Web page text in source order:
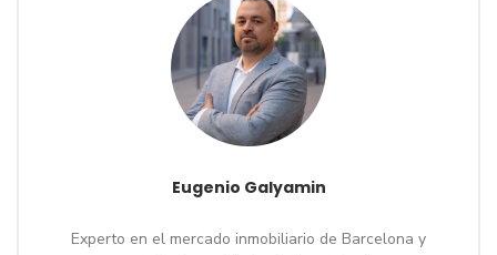
Eugenio Galyamin
Experto en el mercado inmobiliario de Barcelona y